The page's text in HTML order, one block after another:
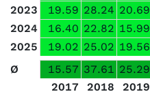
2023
19.59 28.24 20.69
2024
16.40 22.82 15.99
2025
19.02 25.02 19.56
Ø
15.57 37.61 25.29
2017
2018 2019